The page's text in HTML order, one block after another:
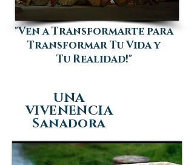
"Ven a Transformarte para
Transformar Tu Vida y
Tu Realidad!"
UNA
VIVENENCIA
Sanadora